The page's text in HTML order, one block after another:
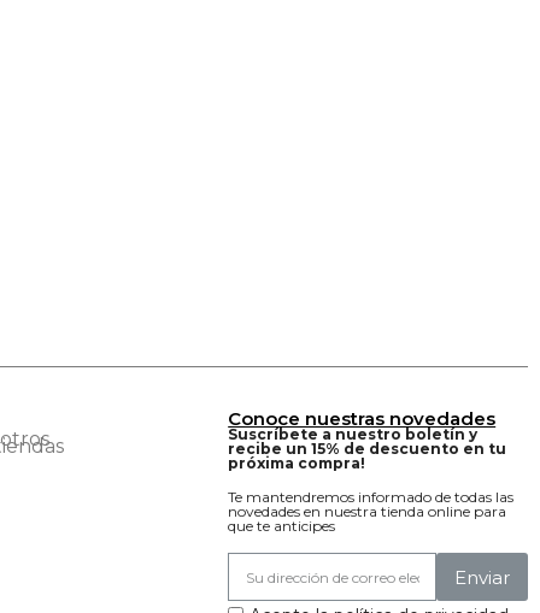
Conoce nuestras novedades
Suscríbete a nuestro boletín y
recibe un 15% de descuento en tu
próxima compra!
Te mantendremos informado de todas las
novedades en nuestra tienda online para
que te anticipes
Enviar